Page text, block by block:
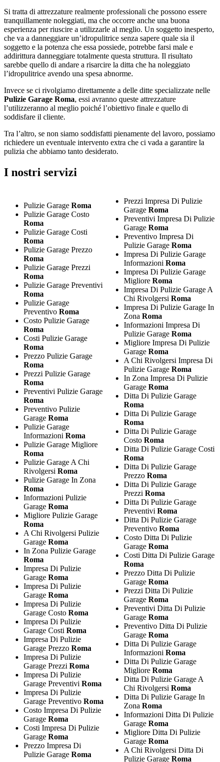
Si tratta di attrezzature realmente professionali che possono essere
tranquillamente noleggiati, ma che occorre anche una buona
esperienza per riuscire a utilizzarle al meglio. Un soggetto inesperto,
che va a danneggiare un’idropulitrice senza sapere quale sia il
soggetto e la potenza che essa possiede, potrebbe farsi male e
addirittura danneggiare totalmente questa struttura. Il risultato
sarebbe quello di andare a risarcire la ditta che ha noleggiato
l’idropulitrice avendo una spesa abnorme.
Invece se ci rivolgiamo direttamente a delle ditte specializzate nelle
Pulizie Garage Roma, essi avranno queste attrezzature
l’utilizzeranno al meglio poiché l’obiettivo finale e quello di
soddisfare il cliente.
Tra l’altro, se non siamo soddisfatti pienamente del lavoro, possiamo
richiedere un eventuale intervento extra che ci vada a garantire la
pulizia che abbiamo tanto desiderato.
I nostri servizi
Pulizie Garage Roma
Pulizie Garage Costo
Roma
Pulizie Garage Costi
Roma
Pulizie Garage Prezzo
Roma
Pulizie Garage Prezzi
Roma
Pulizie Garage Preventivi
Roma
Pulizie Garage
Preventivo Roma
Costo Pulizie Garage
Roma
Costi Pulizie Garage
Roma
Prezzo Pulizie Garage
Roma
Prezzi Pulizie Garage
Roma
Preventivi Pulizie Garage
Roma
Preventivo Pulizie
Garage Roma
Pulizie Garage
Informazioni Roma
Pulizie Garage Migliore
Roma
Pulizie Garage A Chi
Rivolgersi Roma
Pulizie Garage In Zona
Roma
Informazioni Pulizie
Garage Roma
Migliore Pulizie Garage
Roma
A Chi Rivolgersi Pulizie
Garage Roma
In Zona Pulizie Garage
Roma
Impresa Di Pulizie
Garage Roma
Impresa Di Pulizie
Garage Roma
Impresa Di Pulizie
Garage Costo Roma
Impresa Di Pulizie
Garage Costi Roma
Impresa Di Pulizie
Garage Prezzo Roma
Impresa Di Pulizie
Garage Prezzi Roma
Impresa Di Pulizie
Garage Preventivi Roma
Impresa Di Pulizie
Garage Preventivo Roma
Costo Impresa Di Pulizie
Garage Roma
Costi Impresa Di Pulizie
Garage Roma
Prezzo Impresa Di
Pulizie Garage Roma
Prezzi Impresa Di Pulizie
Garage Roma
Preventivi Impresa Di Pulizie
Garage Roma
Preventivo Impresa Di
Pulizie Garage Roma
Impresa Di Pulizie Garage
Informazioni Roma
Impresa Di Pulizie Garage
Migliore Roma
Impresa Di Pulizie Garage A
Chi Rivolgersi Roma
Impresa Di Pulizie Garage In
Zona Roma
Informazioni Impresa Di
Pulizie Garage Roma
Migliore Impresa Di Pulizie
Garage Roma
A Chi Rivolgersi Impresa Di
Pulizie Garage Roma
In Zona Impresa Di Pulizie
Garage Roma
Ditta Di Pulizie Garage
Roma
Ditta Di Pulizie Garage
Roma
Ditta Di Pulizie Garage
Costo Roma
Ditta Di Pulizie Garage Costi
Roma
Ditta Di Pulizie Garage
Prezzo Roma
Ditta Di Pulizie Garage
Prezzi Roma
Ditta Di Pulizie Garage
Preventivi Roma
Ditta Di Pulizie Garage
Preventivo Roma
Costo Ditta Di Pulizie
Garage Roma
Costi Ditta Di Pulizie Garage
Roma
Prezzo Ditta Di Pulizie
Garage Roma
Prezzi Ditta Di Pulizie
Garage Roma
Preventivi Ditta Di Pulizie
Garage Roma
Preventivo Ditta Di Pulizie
Garage Roma
Ditta Di Pulizie Garage
Informazioni Roma
Ditta Di Pulizie Garage
Migliore Roma
Ditta Di Pulizie Garage A
Chi Rivolgersi Roma
Ditta Di Pulizie Garage In
Zona Roma
Informazioni Ditta Di Pulizie
Garage Roma
Migliore Ditta Di Pulizie
Garage Roma
A Chi Rivolgersi Ditta Di
Pulizie Garage Roma